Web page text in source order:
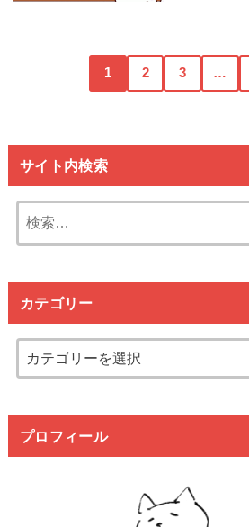
1 2 3 …
サイト内検索
索:
カテゴリー
プロフィール